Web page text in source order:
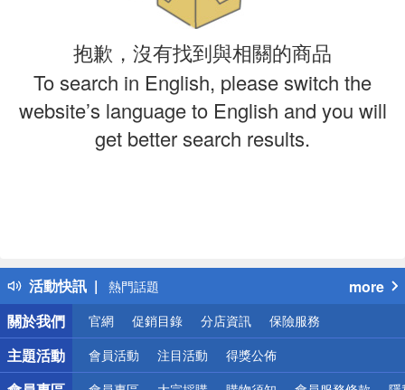
抱歉，沒有找到與相關的商品
To search in English, please switch the
website’s language to English and you will
get better search results.
活動快訊
得獎公告
熱門話題
銀行優惠
偏遠地區配送
詐騙網頁！請小心！
more
關於我們
官網 促銷目錄 分店資訊 保險服務
主題活動 會員活動 注目活動 得獎公佈